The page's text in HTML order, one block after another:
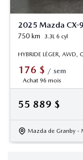
2025 Mazda CX-
750 km 3.3L 6 cyl
HYBRIDE LÉGER, AWD,
176 $ / sem
Achat 96 mois
55 889 $
Mazda de Granby -